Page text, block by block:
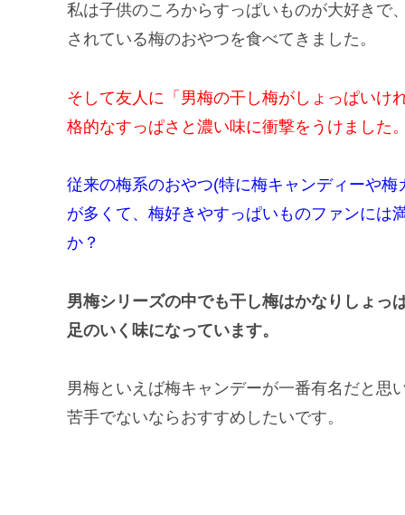
私は子供のころからすっぱいものが大好きで
されている梅のおやつを食べてきました。
そして友人に「男梅の干し梅がしょっぱいけ
格的なすっぱさと濃い味に衝撃をうけました
従来の梅系のおやつ(特に梅キャンディーや
が多くて、梅好きやすっぱいものファンには
か？
男梅シリーズの中でも干し梅はかなりしょっ
足のいく味になっています。
男梅といえば梅キャンデーが一番有名だと思
苦手でないならおすすめしたいです。